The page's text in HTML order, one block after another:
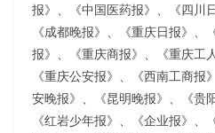
报》、《中国医药报》、《四川
《成都晚报》、《重庆日报》、
报》、《重庆商报》、《重庆工
《重庆公安报》、《西南工商
安晚报》、《昆明晚报》、《贵
《红岩少年报》、《企业报》